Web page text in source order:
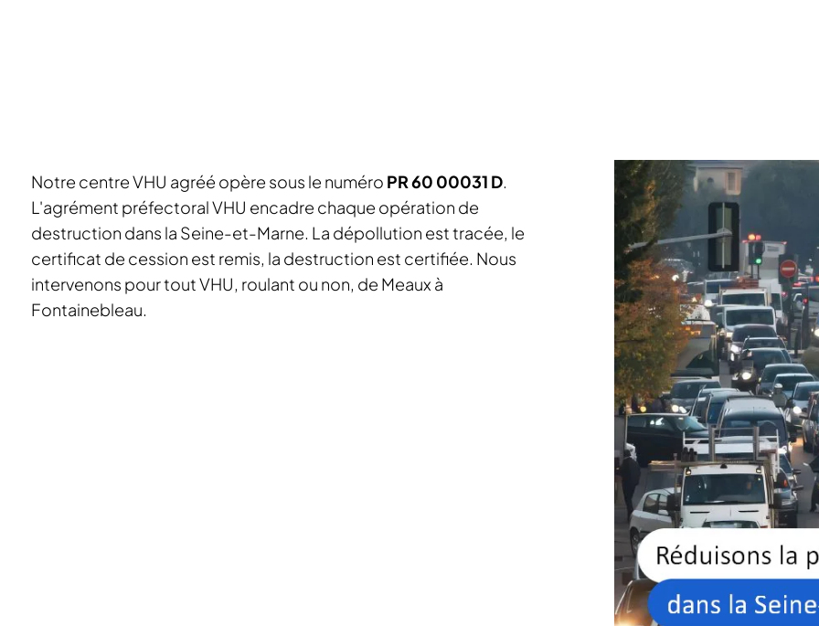
Notre centre VHU agréé opère sous le numéro PR 60 00031 D.
L'agrément préfectoral VHU encadre chaque opération de
destruction dans la Seine-et-Marne. La dépollution est tracée, le
certificat de cession est remis, la destruction est certifiée. Nous
intervenons pour tout VHU, roulant ou non, de Meaux à
Fontainebleau.